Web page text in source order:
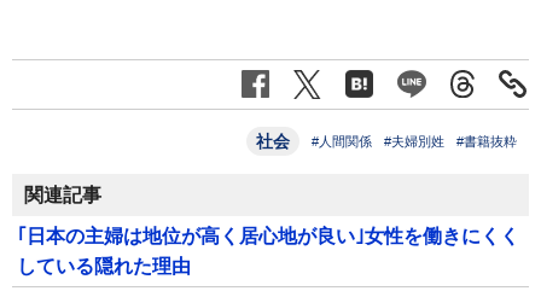
社会 #人間関係 #夫婦別姓 #書籍抜粋
関連記事
｢日本の主婦は地位が高く居心地が良い｣女性を働きにくく
している隠れた理由